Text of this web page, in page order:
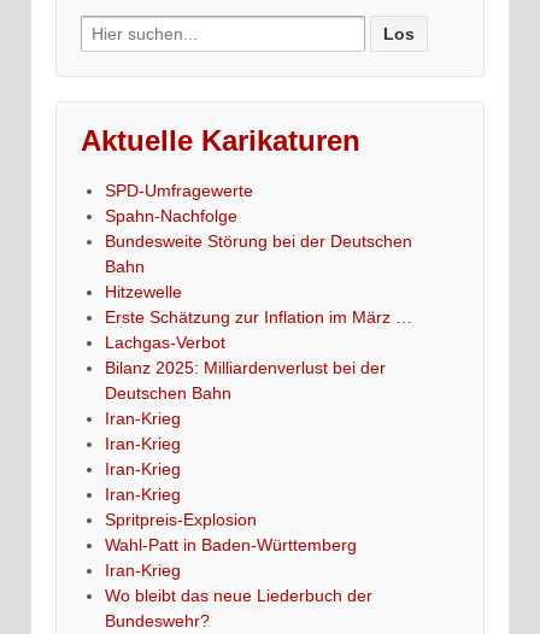
Search
for:
Aktuelle Karikaturen
SPD-Umfragewerte
Spahn-Nachfolge
Bundesweite Störung bei der Deutschen
Bahn
Hitzewelle
Erste Schätzung zur Inflation im März …
Lachgas-Verbot
Bilanz 2025: Milliardenverlust bei der
Deutschen Bahn
Iran-Krieg
Iran-Krieg
Iran-Krieg
Iran-Krieg
Spritpreis-Explosion
Wahl-Patt in Baden-Württemberg
Iran-Krieg
Wo bleibt das neue Liederbuch der
Bundeswehr?